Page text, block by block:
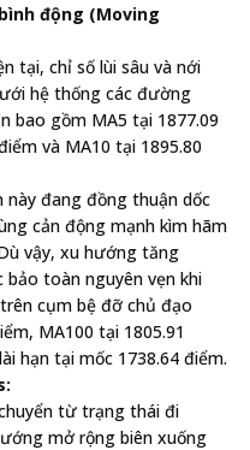
động (Moving
tại, chỉ số lùi sâu và nới
hệ thống các đường
bao gồm MA5 tại 1877.09
và MA10 tại 1895.80
này đang đồng thuận dốc
cản động mạnh kìm hãm
vậy, xu hướng tăng
toàn nguyên vẹn khi
cụm bệ đỡ chủ đạo
MA100 tại 1805.91
hạn tại mốc 1738.64 điểm.
từ trạng thái đi
mở rộng biên xuống